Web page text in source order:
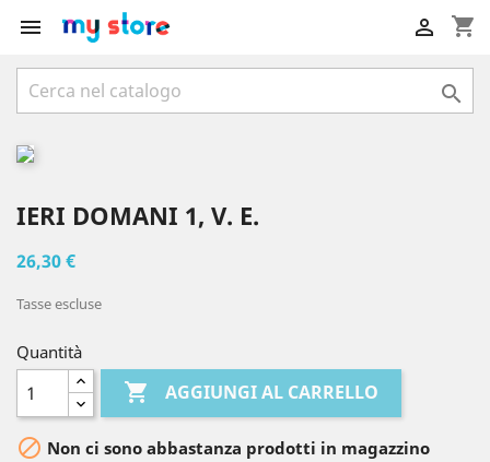
 shopping_cart


IERI DOMANI 1, V. E.
26,30 €
Tasse escluse
Quantità
 AGGIUNGI AL CARRELLO
 Non ci sono abbastanza prodotti in magazzino